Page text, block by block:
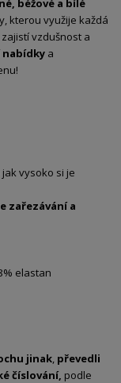
béžové a bílé
kterou využije každá
zajistí vzdušnost a
nabídky a
vysoko si je
zařezávání a
elastan
jinak, převedli
číslování, podle